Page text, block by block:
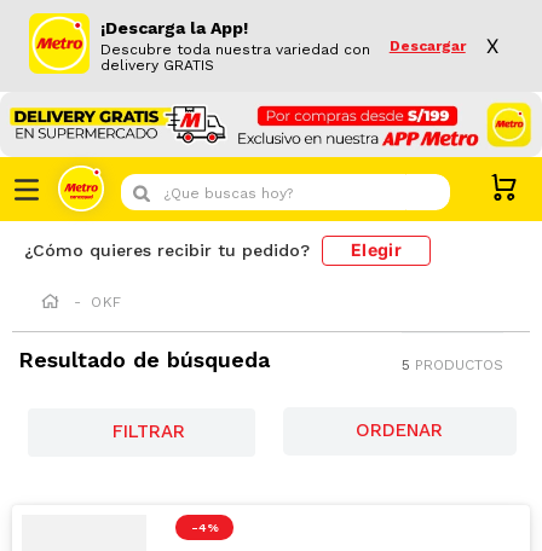
¡Descarga la App!
Descubre toda nuestra variedad con
delivery GRATIS
Descargar X
¿Que buscas hoy?
¿Cómo quieres recibir tu pedido? Elegir
OKF
Resultado de búsqueda 5 PRODUCTOS
FILTRAR
-4 %